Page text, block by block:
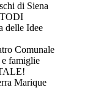
di Siena
delle Idee
Comunale
famiglie
Marique